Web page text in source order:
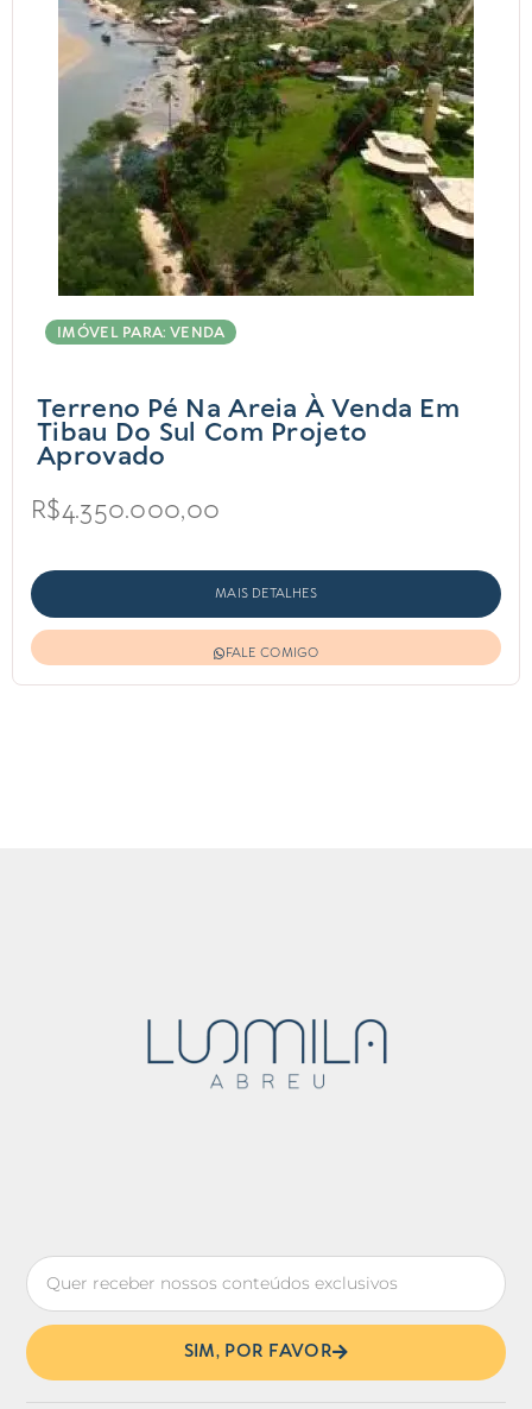
IMÓVEL PARA: VENDA
Terreno Pé Na Areia À Venda Em
Tibau Do Sul Com Projeto
Aprovado
R$4.350.000,00
MAIS DETALHES
FALE COMIGO
SIM, POR FAVOR